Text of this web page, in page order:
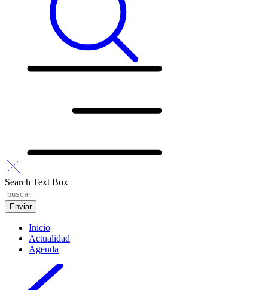
Search Text Box
Inicio
Actualidad
Agenda